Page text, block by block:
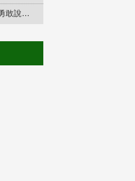
防制校園霸凌，勇敢說出來！